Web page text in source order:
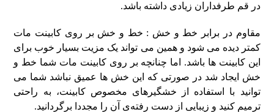
در قم طرفداران زیادی داشته باشد.
مقاوم در برابر خط و خش : خط و خش بر روی کابینت مات
کمتر دیده می شود و همین می تواند یک مزیت بسیار خوب برای
این کابینت ها باشد. اما چنانچه بر روی کابینت مات شما خط و
خش ایجاد شد در صورتی که این خش ها عمیق نباشد شما می
توانید با استفاده از خشگیرهای مخصوص کابینت، به راحتی
ترمیم کنید و زیبایی از دست رفته‌ی آن را مجددا برگردانید.